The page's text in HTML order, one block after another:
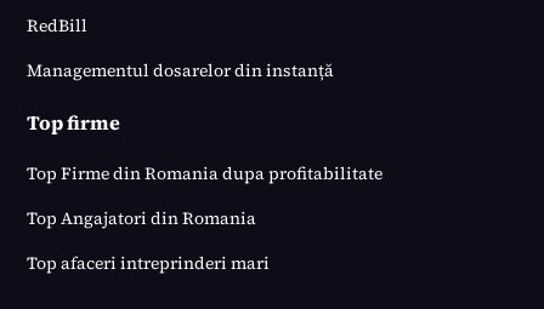
RedBill
Managementul dosarelor din instanță
Top firme
Top Firme din Romania dupa profitabilitate
Top Angajatori din Romania
Top afaceri intreprinderi mari